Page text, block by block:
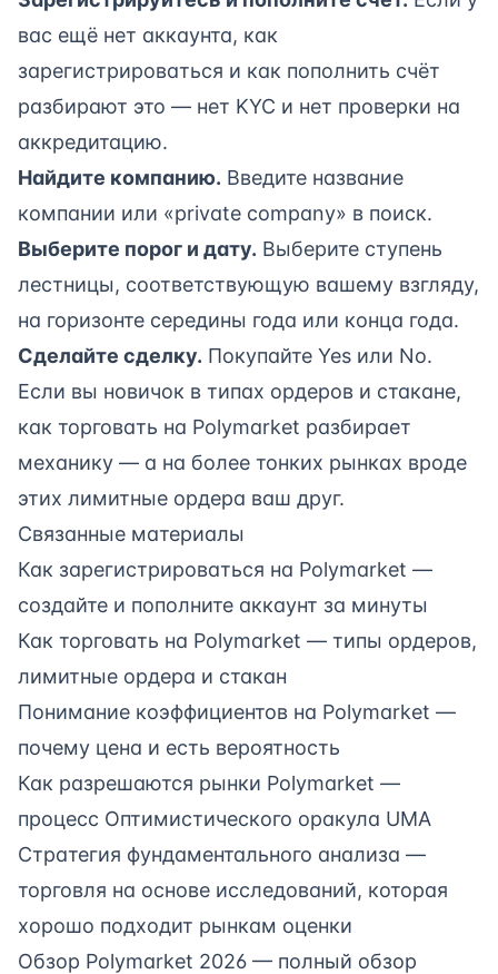
вас ещё нет аккаунта, как
зарегистрироваться и как пополнить счёт
разбирают это — нет KYC и нет проверки на
аккредитацию.
Найдите компанию. Введите название
компании или «private company» в поиск.
Выберите порог и дату. Выберите ступень
лестницы, соответствующую вашему взгляду,
на горизонте середины года или конца года.
Сделайте сделку. Покупайте Yes или No.
Если вы новичок в типах ордеров и стакане,
как торговать на Polymarket разбирает
механику — а на более тонких рынках вроде
этих лимитные ордера ваш друг.
Связанные материалы
Как зарегистрироваться на Polymarket —
создайте и пополните аккаунт за минуты
Как торговать на Polymarket — типы ордеров,
лимитные ордера и стакан
Понимание коэффициентов на Polymarket —
почему цена и есть вероятность
Как разрешаются рынки Polymarket —
процесс Оптимистического оракула UMA
Стратегия фундаментального анализа —
торговля на основе исследований, которая
хорошо подходит рынкам оценки
Обзор Polymarket 2026 — полный обзор